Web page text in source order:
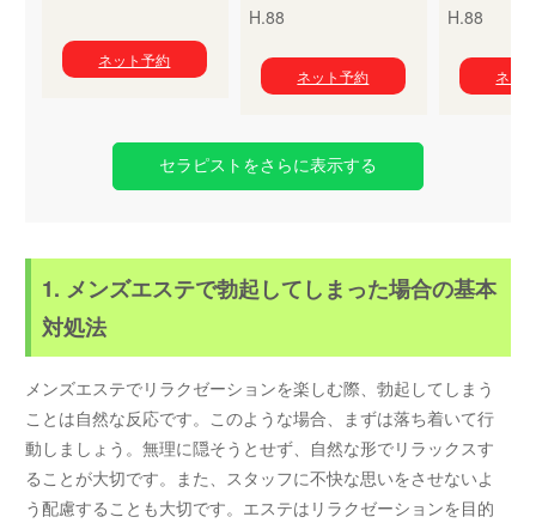
ネット予約
H.88
ネット予約
H.88
ネッ
セラピストをさらに表示する
1. メンズエステで勃起してしまった場合の基本
対処法
メンズエステでリラクゼーションを楽しむ際、勃起してしまう
ことは自然な反応です。このような場合、まずは落ち着いて行
動しましょう。無理に隠そうとせず、自然な形でリラックスす
ることが大切です。また、スタッフに不快な思いをさせないよ
う配慮することも大切です。エステはリラクゼーションを目的